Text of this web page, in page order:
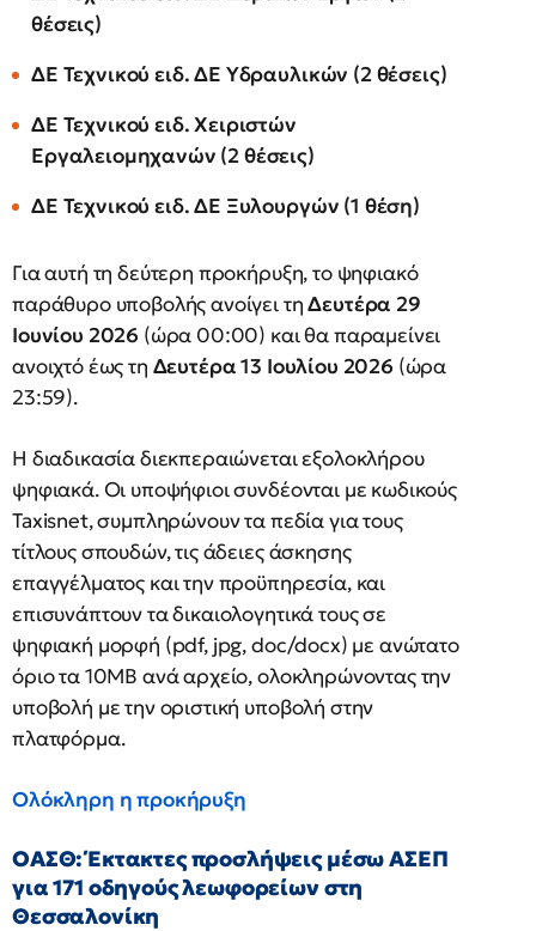
θέσεις)
ΔΕ Τεχνικού ειδ. ΔΕ Υδραυλικών (2 θέσεις)
ΔΕ Τεχνικού ειδ. Χειριστών
Εργαλειομηχανών (2 θέσεις)
ΔΕ Τεχνικού ειδ. ΔΕ Ξυλουργών (1 θέση)
Για αυτή τη δεύτερη προκήρυξη, το ψηφιακό
παράθυρο υποβολής ανοίγει τηΔευτέρα 29
Ιουνίου 2026 (ώρα 00:00) και θα παραμείνει
ανοιχτό έως τη Δευτέρα 13 Ιουλίου 2026 (ώρα
23:59).
Η διαδικασία διεκπεραιώνεται εξολοκλήρου
ψηφιακά. Οι υποψήφιοι συνδέονται με κωδικούς
Taxisnet, συμπληρώνουν τα πεδία για τους
τίτλους σπουδών, τις άδειες άσκησης
επαγγέλματος και την προϋπηρεσία, και
επισυνάπτουν τα δικαιολογητικά τους σε
ψηφιακή μορφή (pdf, jpg, doc/docx) με ανώτατο
όριο τα 10MB ανά αρχείο, ολοκληρώνοντας την
υποβολή με την οριστική υποβολή στην
πλατφόρμα.
Ολόκληρη η προκήρυξη
ΟΑΣΘ: Έκτακτες προσλήψεις μέσω ΑΣΕΠ
για 171 οδηγούς λεωφορείων στη
Θεσσαλονίκη